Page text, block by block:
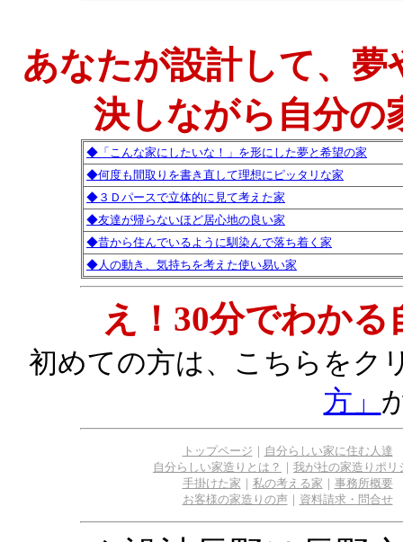
あなたが設計して、
決しながら自分の
◆「こんな家にしたいな！」を形にした夢と希望の家
◆何度も間取りを書き直して理想にピッタリな家
◆３Ｄパースで立体的に見て考えた家
◆友達が帰らないほど居心地の良い家
◆昔から住んでいるように馴染んで落ち着く家
◆人の動き、気持ちを考えた使い易い家
え！30分でわか
初めての方は、こちらをク
方」
トップページ
自分らしい家に住む人達
自分らしい家造りとは？
我が社の家造りポリ
手掛けた家
私の考える家
事務所概要
お客様の家造りの声｜ 資料請求・問合せ